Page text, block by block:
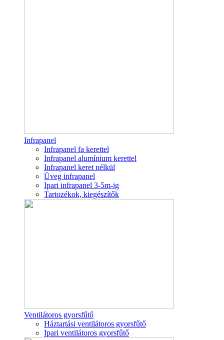
Infrapanel
Infrapanel fa kerettel
Infrapanel alumínium kerettel
Infrapanel keret nélkül
Üveg infrapanel
Ipari infrapanel 3-5m-ig
Tartozékok, kiegészítők
Ventilátoros gyorsfűtő
Háztartási ventilátoros gyorsfűtő
Ipari ventilátoros gyorsfűtő